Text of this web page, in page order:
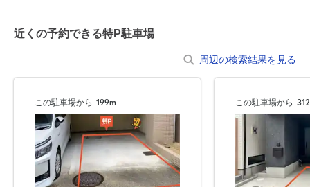
近くの予約できる特P駐車場
周辺の検索結果を見る
この駐車場から 199m この駐車場から